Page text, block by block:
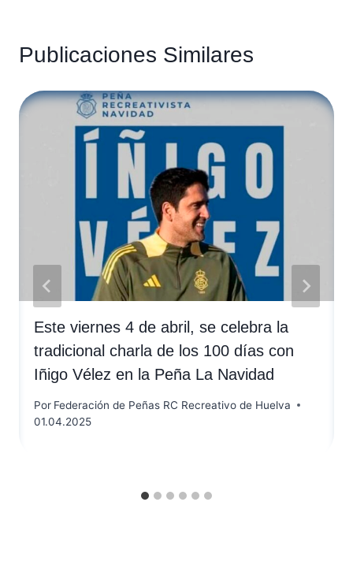
Publicaciones Similares
Este viernes 4 de abril, se celebra la
tradicional charla de los 100 días con
Iñigo Vélez en la Peña La Navidad
Por Federación de Peñas RC Recreativo de Huelva
01.04.2025